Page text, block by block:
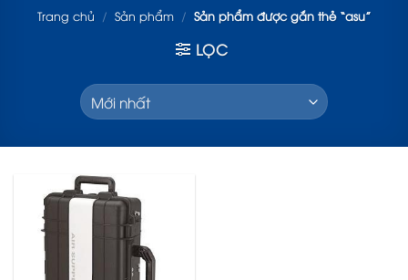
Trang chủ / Sản phẩm / Sản phẩm được gắn thẻ “asu”
LỌC